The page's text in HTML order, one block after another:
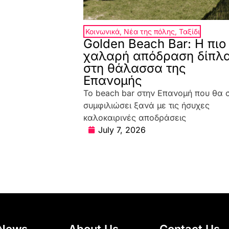
Κοινωνικά, Νέα της πόλης, Ταξίδι
Golden Beach Bar: Η πιο
χαλαρή απόδραση
στη θάλασσα της
Επανομής
Το beach bar στην Επανομή που θα
συμφιλιώσει ξανά με τις ήσυχες
καλοκαιρινές αποδράσεις
July 7, 2026